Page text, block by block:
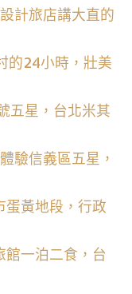
計旅店講大直的
的24小時，壯美
五星，台北米其
驗信義區五星，
蛋黃地段，行政
館一泊二食，台